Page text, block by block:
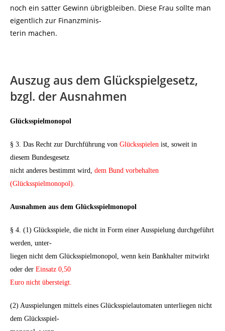
noch ein satter Gewinn übrigbleiben. Diese Frau sollte man
eigentlich zur Finanzminis-
terin machen.
Auszug aus dem Glückspielgesetz,
bzgl. der Ausnahmen
Glücksspielmonopol
§ 3. Das Recht zur Durchführung von Glücksspielen ist, soweit in
diesem Bundesgesetz
nicht anderes bestimmt wird, dem Bund vorbehalten
(Glücksspielmonopol).
Ausnahmen aus dem Glücksspielmonopol
§ 4. (1) Glücksspiele, die nicht in Form einer Ausspielung durchgeführt
werden, unter-
liegen nicht dem Glücksspielmonopol, wenn kein Bankhalter mitwirkt
oder der Einsatz 0,50
Euro nicht übersteigt.
(2) Ausspielungen mittels eines Glücksspielautomaten unterliegen nicht
dem Glücksspiel-